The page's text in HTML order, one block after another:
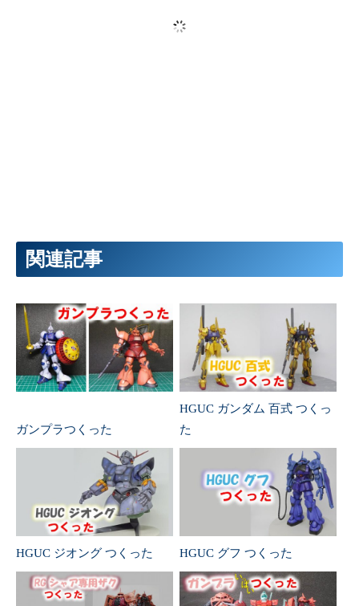
関連記事
ガンプラつくった
HGUC ガンダム 百式 つくっ
た
HGUC ジオング つくった HGUC グフ つくった